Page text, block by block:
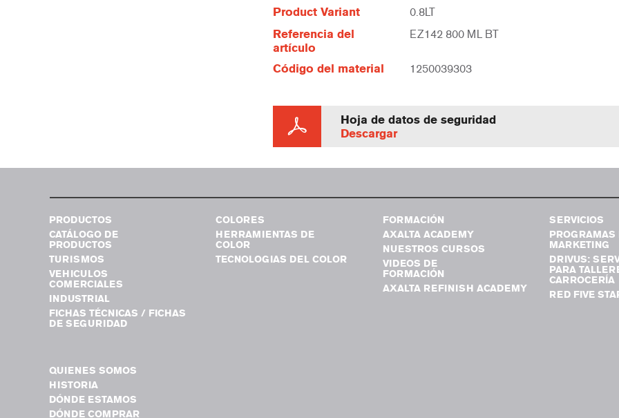
Product Variant 0.8LT
Referencia del
artículo
EZ142 800 ML BT
Código del material 1250039303
Hoja de datos de seguridad
Descargar
PRODUCTOS
CATÁLOGO DE
PRODUCTOS
TURISMOS
VEHICULOS
COMERCIALES
INDUSTRIAL
FICHAS TÉCNICAS / FICHAS
DE SEGURIDAD
COLORES
HERRAMIENTAS DE
COLOR
TECNOLOGIAS DEL COLOR
FORMACIÓN
AXALTA ACADEMY
NUESTROS CURSOS
VIDEOS DE
FORMACIÓN
AXALTA REFINISH ACADEMY
SERVICIOS
PROGRAMAS
MARKETING
DRIVUS:
PARA
CARROCERÍA
RED FIVE
QUIENES SOMOS
HISTORIA
DÓNDE ESTAMOS
DÓNDE COMPRAR